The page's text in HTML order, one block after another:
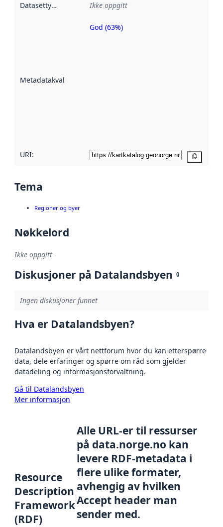
Datasettype Ikke oppgitt
Metadatakvalitet
Metadatakvalitet
God (63%)
URI:
Tema
Regioner og byer
Nøkkelord
Ikke oppgitt
Diskusjoner på Datalandsbyen 0
Ingen diskusjoner funnet
Hva er Datalandsbyen?
Datalandsbyen er vårt nettforum hvor du kan etterspørre
data, dele erfaringer og spørre om råd som gjelder
datadeling og informasjonsforvaltning.
Gå til Datalandsbyen
Mer informasjon
Resource
Description
Framework
(RDF)
Alle URL-er til ressurser
på data.norge.no kan
levere RDF-metadata i
flere ulike formater,
avhengig av hvilken
Accept header man
sender med.